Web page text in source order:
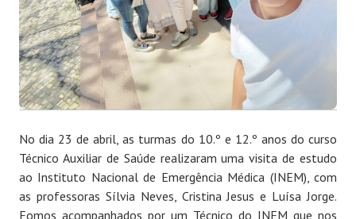
No dia 23 de abril, as turmas do 10.º e 12.º anos do curso
Técnico Auxiliar de Saúde realizaram uma visita de estudo
ao Instituto Nacional de Emergência Médica (INEM), com
as professoras Sílvia Neves, Cristina Jesus e Luísa Jorge.
Fomos acompanhados por um Técnico do INEM que nos